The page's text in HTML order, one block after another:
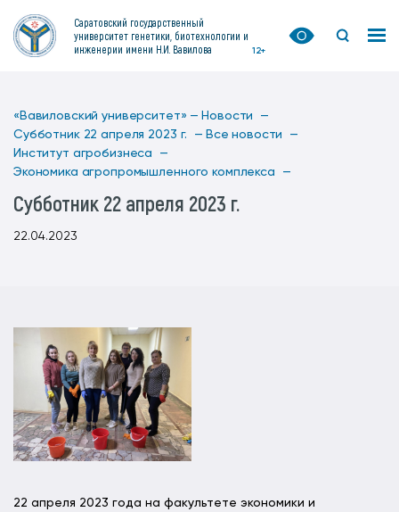
Саратовский государственный
университет генетики, биотехнологии и
инженерии имени Н.И. Вавилова
12+
«Вавиловский университет» — Новости —
Субботник 22 апреля 2023 г. — Все новости —
Институт агробизнеса —
Экономика агропромышленного комплекса —
Субботник 22 апреля 2023 г.
22.04.2023
22 апреля 2023 года на факультете экономики и